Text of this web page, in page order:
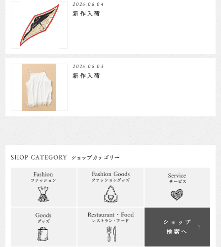
2026.08.04
新作入荷
2026.08.03
新作入荷